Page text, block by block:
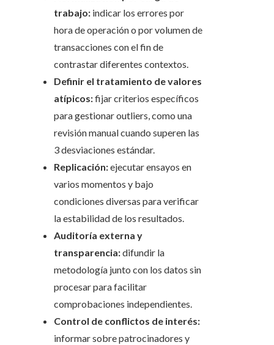
trabajo: indicar los errores por
hora de operación o por volumen de
transacciones con el fin de
contrastar diferentes contextos.
Definir el tratamiento de valores
atípicos:fijar criterios específicos
para gestionar outliers, como una
revisión manual cuando superen las
3 desviaciones estándar.
Replicación:ejecutar ensayos en
varios momentos y bajo
condiciones diversas para verificar
la estabilidad de los resultados.
Auditoría externa y
transparencia:difundir la
metodología junto con los datos sin
procesar para facilitar
comprobaciones independientes.
Control de conflictos de interés:
informar sobre patrocinadores y